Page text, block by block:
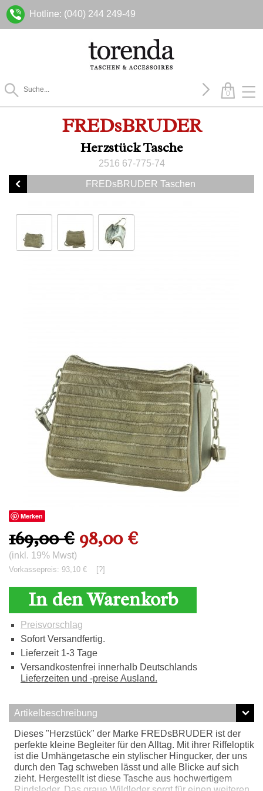
Hotline: (040) 244 249-49
0
FREDsBRUDER
Herzstück Tasche
2516 67-775-74
FREDsBRUDER Taschen
Merken
169,00 € 98,00 €
(inkl. 19% Mwst)
Vorkassepreis: 93,10 € [?]
In den Warenkorb
Preisvorschlag
Sofort Versandfertig.
Lieferzeit 1-3 Tage
Versandkostenfrei innerhalb Deutschlands
Lieferzeiten und -preise Ausland.
Artikelbeschreibung
Dieses "Herzstück" der Marke FREDsBRUDER ist der
perfekte kleine Begleiter für den Alltag. Mit ihrer Riffeloptik
ist die Umhängetasche ein stylischer Hingucker, der uns
durch den Tag schweben lässt und alle Blicke auf sich
zieht. Hergestellt ist diese Tasche aus hochwertigem